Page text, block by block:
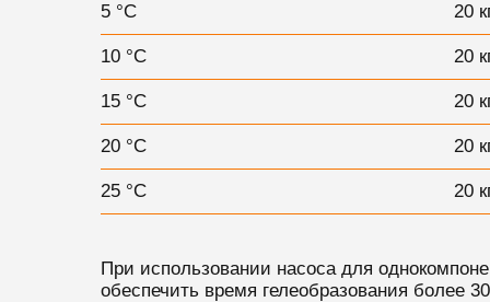
5 °С 20
10 °С 20
15 °С 20
20 °С 20
25 °С 20
При использовании насоса для
обеспечить время гелеобразования более